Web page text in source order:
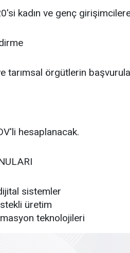
kadın ve genç
tarımsal örgütlerin
hesaplanacak.
sistemler
üretim
teknolojileri